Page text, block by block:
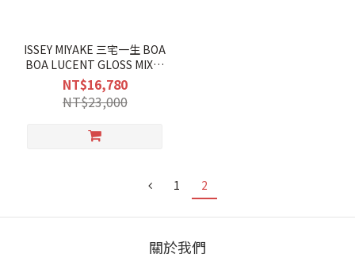
ISSEY MIYAKE 三宅一生 BOA
BOA LUCENT GLOSS MIX雙
色6X6手提包 (淺粉紅×淺橘)
NT$16,780
NT$23,000
1 2
關於我們